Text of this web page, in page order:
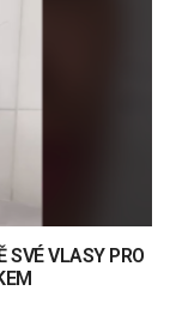
SVÉ VLASY PRO